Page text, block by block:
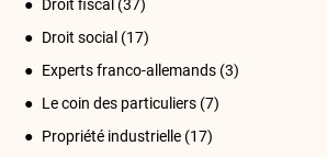
Droit fiscal (37)
Droit social (17)
Experts franco-allemands (3)
Le coin des particuliers (7)
Propriété industrielle (17)